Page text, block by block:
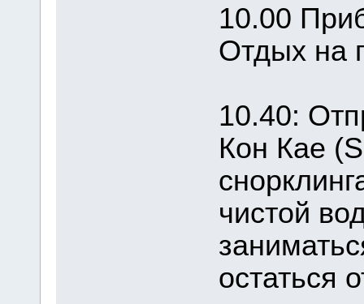
10.00
Отдых на
10.40:
Кон Кае
чистой
остаться